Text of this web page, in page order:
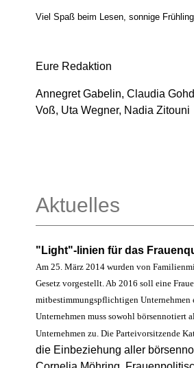
Viel Spaß beim Lesen, sonnige
Eure Redaktion
Annegret Gabelin, Claudia
Voß, Uta Wegner, Nadia Zitouni
Aktuelles
"Light"-linien für das
Am 25. März 2014 wurden von
Gesetz vorgestellt. Ab 2016 soll eine
mitbestimmungspflichtigen Unternehmen
Unternehmen muss sowohl börsennotiert
Unternehmen zu. Die Parteivorsitzende
die Einbeziehung aller